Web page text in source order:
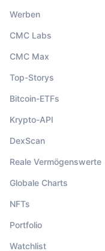
Werben
CMC Labs
CMC Max
Top-Storys
Bitcoin-ETFs
Krypto-API
DexScan
Reale Vermögenswerte
Globale Charts
NFTs
Portfolio
Watchlist